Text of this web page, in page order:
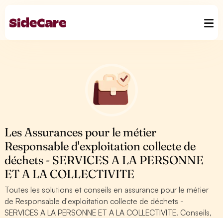
Les Assurances pour le métier
Responsable d'exploitation collecte de
déchets - SERVICES A LA PERSONNE
ET A LA COLLECTIVITE
Toutes les solutions et conseils en assurance pour le métier
de Responsable d'exploitation collecte de déchets -
SERVICES A LA PERSONNE ET A LA COLLECTIVITE. Conseils,